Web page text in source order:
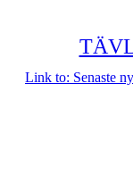
Link to: Senaste